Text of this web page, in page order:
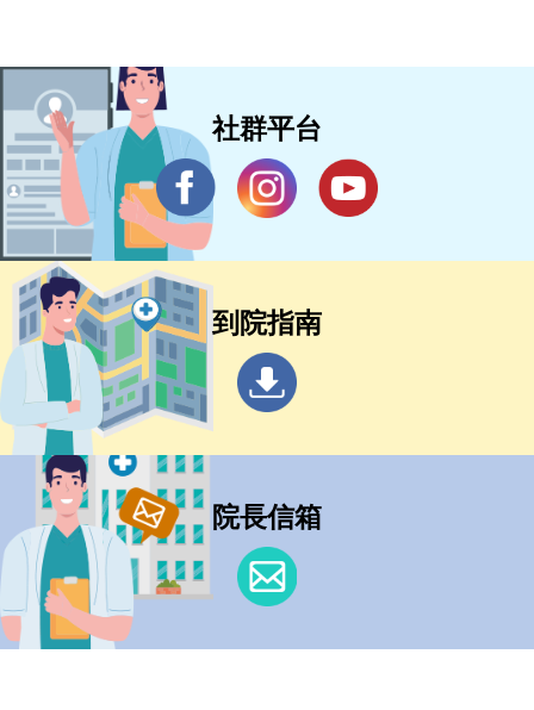
社群平台
到院指南
院長信箱